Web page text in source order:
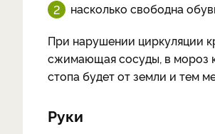
насколько свободна
При нарушении циркуляции
сжимающая сосуды, в мороз
стопа будет от земли и тем
Руки